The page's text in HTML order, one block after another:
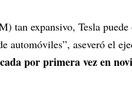
tan expansivo, Tesla puede
automóviles”, aseveró el
por primera vez en